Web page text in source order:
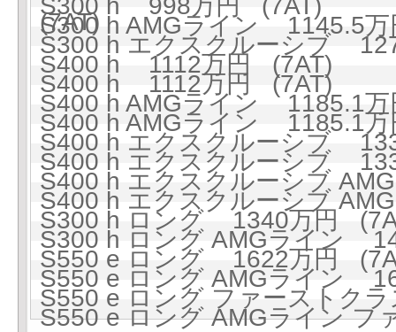
(7AT)
S300 h AMGライン 1145.5
S300 h エクスクルーシブ
S400 h 1112万円 (7AT)
S400 h 1112万円 (7AT)
S400 h AMGライン 1185.1
S400 h AMGライン 1185.1
S400 h エクスクルーシブ
S400 h エクスクルーシブ
S400 h エクスクルーシブ
S400 h エクスクルーシブ
S300 h ロング 1340万円
S300 h ロング AMGライン
S550 e ロング 1622万円
S550 e ロング AMGライン
S550 e ロング ファーストク
S550 e ロング AMGライン